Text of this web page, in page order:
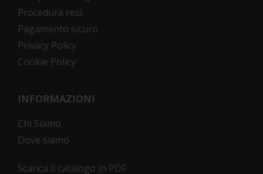
Procedura resi
Pagamento sicuro
Privacy Policy
Cookie Policy
INFORMAZIONI
Chi Siamo
Dove siamo
Scarica il catalogo in PDF